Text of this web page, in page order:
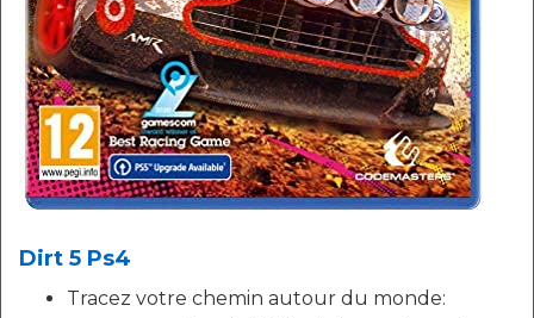
Dirt 5 Ps4
Tracez votre chemin autour du monde: